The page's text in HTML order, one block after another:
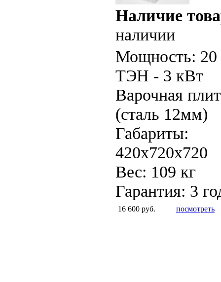
Наличие
наличии
Мощность: 20
ТЭН - 3 кВт
Варочная
(сталь 12мм)
Габариты:
420x720x720
Вес: 109 кг
Гарантия: 3
16 600 руб. посмотреть